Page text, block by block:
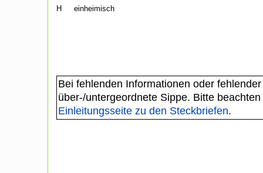
H einheimisch
Bei fehlenden Informationen oder
über-/untergeordnete Sippe. Bitte
Einleitungsseite zu den Steckbriefen.